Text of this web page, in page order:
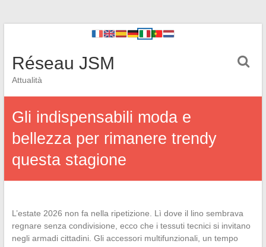
Réseau JSM
Attualità
Gli indispensabili moda e
bellezza per rimanere trendy
questa stagione
L’estate 2026 non fa nella ripetizione. Lì dove il lino sembrava
regnare senza condivisione, ecco che i tessuti tecnici si invitano
negli armadi cittadini. Gli accessori multifunzionali, un tempo